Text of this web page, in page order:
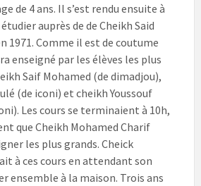
de 4 ans. Il s’est rendu ensuite à
auprès de de Cheikh Said
1971. Comme il est de coutume
enseigné par les élèves les plus
Saif Mohamed (de dimadjou),
(de iconi) et cheikh Youssouf
Les cours se terminaient à 10h,
que Cheikh Mohamed Charif
les plus grands. Cheick
à ces cours en attendant son
ensemble à la maison. Trois ans